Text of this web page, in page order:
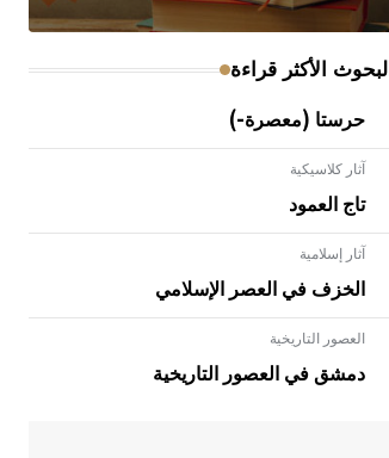
البحوث الأكثر قراءة
حرستا (معصرة-)
آثار كلاسيكية
تاج العمود
آثار إسلامية
الخزف في العصر الإسلامي
العصور التاريخية
دمشق في العصور التاريخية
- هل تعلم أن الأبلق نوع من الفنون
الهندسية التي ارتبطت بالعمارة الإسلامية
في بلاد الشام ومصر خاصة، حيث يحرص